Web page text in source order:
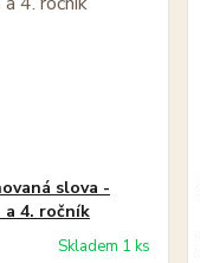
slova -
a 4. ročník
Skladem 1 ks